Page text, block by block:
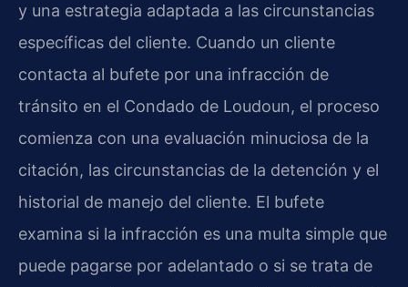
y una estrategia adaptada a las circunstancias
específicas del cliente. Cuando un cliente
contacta al bufete por una infracción de
tránsito en el Condado de Loudoun, el proceso
comienza con una evaluación minuciosa de la
citación, las circunstancias de la detención y el
historial de manejo del cliente. El bufete
examina si la infracción es una multa simple que
puede pagarse por adelantado o si se trata de